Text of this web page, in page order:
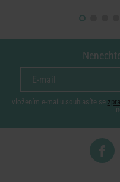
vložením e-mailu souhlasíte se